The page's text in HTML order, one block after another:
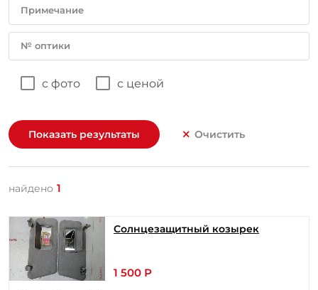
Примечание
№ оптики
с фото с ценой
Показать результаты Очистить
найдено 1
Солнцезащитный козырек
1 500 Р